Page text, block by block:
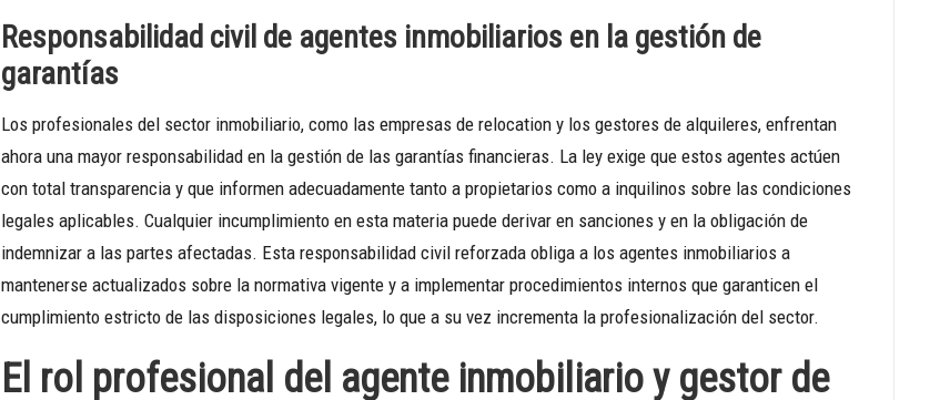
Responsabilidad civil de agentes inmobiliarios en la gestión de
garantías
Los profesionales del sector inmobiliario, como las empresas de relocation y los gestores de alquileres, enfrentan
ahora una mayor responsabilidad en la gestión de las garantías financieras. La ley exige que estos agentes actúen
con total transparencia y que informen adecuadamente tanto a propietarios como a inquilinos sobre las condiciones
legales aplicables. Cualquier incumplimiento en esta materia puede derivar en sanciones y en la obligación de
indemnizar a las partes afectadas. Esta responsabilidad civil reforzada obliga a los agentes inmobiliarios a
mantenerse actualizados sobre la normativa vigente y a implementar procedimientos internos que garanticen el
cumplimiento estricto de las disposiciones legales, lo que a su vez incrementa la profesionalización del sector.
El rol profesional del agente inmobiliario y gestor de